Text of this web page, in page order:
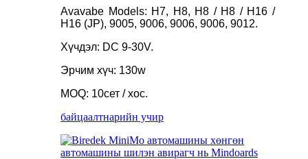
Avavabe Models: H7, H8, H8 / H8 / H16 /
H16 (JP), 9005, 9006, 9006, 9006, 9012.
Хүчдэл: DC 9-30V.
Эрчим хүч: 130w
MOQ: 10сет / хос.
байцаалтнарийн учир